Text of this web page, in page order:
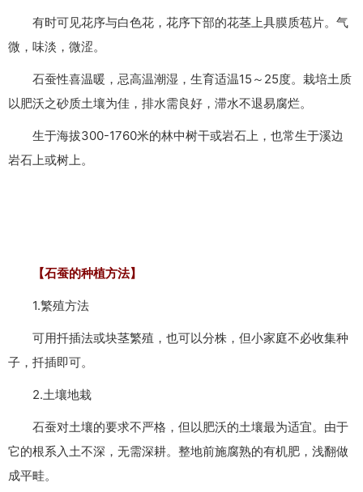
有时可见花序与白色花，花序下部的花茎上具膜质苞片。气
微，味淡，微涩。
石蚕性喜温暖，忌高温潮湿，生育适温15～25度。栽培土质
以肥沃之砂质土壤为佳，排水需良好，滞水不退易腐烂。
生于海拔300-1760米的林中树干或岩石上，也常生于溪边
岩石上或树上。
【石蚕的种植方法】
1.繁殖方法
可用扦插法或块茎繁殖，也可以分株，但小家庭不必收集种
子，扦插即可。
2.土壤地栽
石蚕对土壤的要求不严格，但以肥沃的土壤最为适宜。由于
它的根系入土不深，无需深耕。整地前施腐熟的有机肥，浅翻做
成平畦。